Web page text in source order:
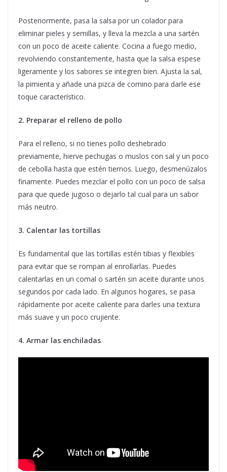
Posteriormente, pasa la salsa por un colador para
eliminar pieles y semillas, y lleva la mezcla a una sartén
con un poco de aceite caliente. Cocina a fuego medio,
revolviendo constantemente, hasta que la salsa espese
ligeramente y los sabores se integren bien. Ajusta la sal,
la pimienta y añade una pizca de comino para darle ese
toque característico.
2. Preparar el relleno de pollo
Para el relleno, si no tienes pollo deshebrado
previamente, hierve pechugas o muslos con sal y un poco
de cebolla hasta que estén tiernos. Luego, desmenúzalos
finamente. Puedes mezclar el pollo con un poco de salsa
para que quede jugoso o dejarlo tal cual para un sabor
más neutro.
3. Calentar las tortillas
Es fundamental que las tortillas estén tibias y flexibles
para evitar que se rompan al enrollarlas. Puedes
calentarlas en un comal o sartén sin aceite durante unos
segundos por cada lado. En algunos hogares, se pasa
rápidamente por aceite caliente para darles una textura
más suave y un poco crujiente.
4. Armar las enchiladas